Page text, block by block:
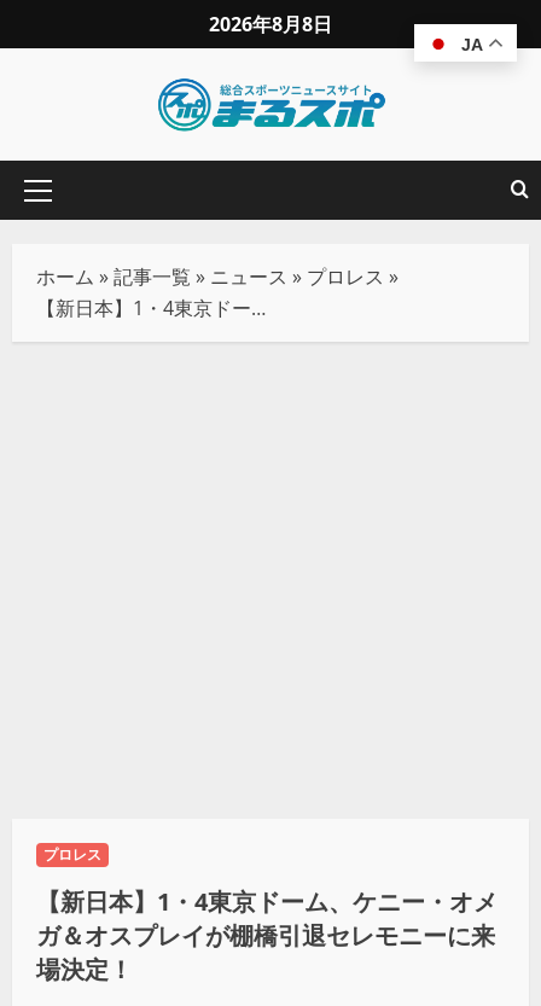
2026年8月8日
ホーム »記事一覧 » ニュース » プロレス »
【新日本】1・4東京ドーム、ケニー・オメガ＆オスプレイが棚橋引退セレモニーに来場決定！
プロレス
【新日本】1・4東京ドーム、ケニー・オメ
ガ＆オスプレイが棚橋引退セレモニーに来
場決定！
JA